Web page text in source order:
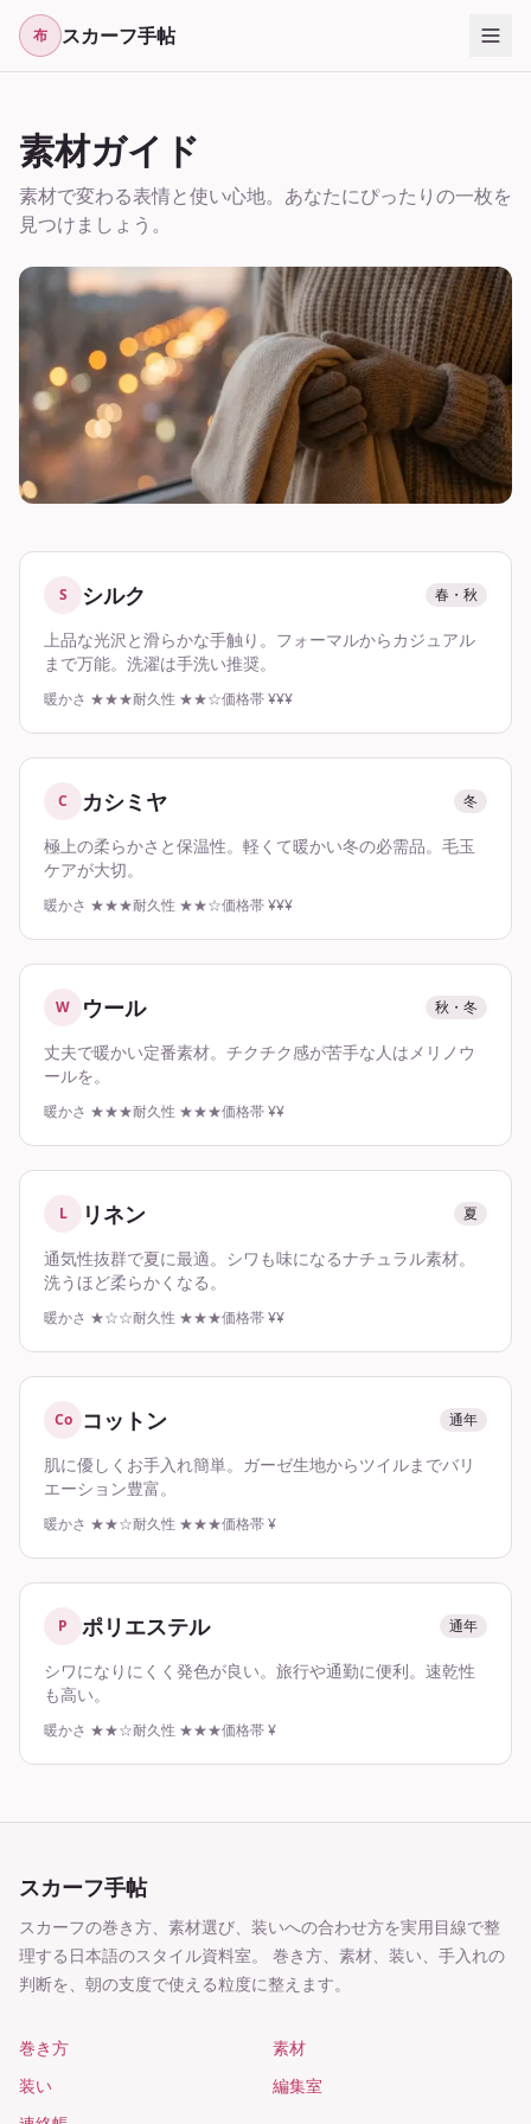
布 スカーフ手帖
素材ガイド
素材で変わる表情と使い心地。あなたにぴったりの一枚を
見つけましょう。
S シルク 春・秋
上品な光沢と滑らかな手触り。フォーマルからカジュアル
まで万能。洗濯は手洗い推奨。
暖かさ ★★★耐久性 ★★☆価格帯¥¥¥
C カシミヤ 冬
極上の柔らかさと保温性。軽くて暖かい冬の必需品。毛玉
ケアが大切。
暖かさ ★★★耐久性 ★★☆価格帯¥¥¥
W ウール 秋・冬
丈夫で暖かい定番素材。チクチク感が苦手な人はメリノウ
ールを。
暖かさ ★★★耐久性 ★★★価格帯¥¥
L リネン 夏
通気性抜群で夏に最適。シワも味になるナチュラル素材。
洗うほど柔らかくなる。
暖かさ ★☆☆耐久性 ★★★価格帯¥¥
Co コットン 通年
肌に優しくお手入れ簡単。ガーゼ生地からツイルまでバリ
エーション豊富。
暖かさ ★★☆耐久性 ★★★価格帯¥
P ポリエステル 通年
シワになりにくく発色が良い。旅行や通勤に便利。速乾性
も高い。
暖かさ ★★☆耐久性 ★★★価格帯¥
スカーフ手帖
スカーフの巻き方、素材選び、装いへの合わせ方を実用目線で整
理する日本語のスタイル資料室。
巻き方、素材、装い、手入れの
判断を、朝の支度で使える粒度に整えます。
巻き方
素材
装い
編集室